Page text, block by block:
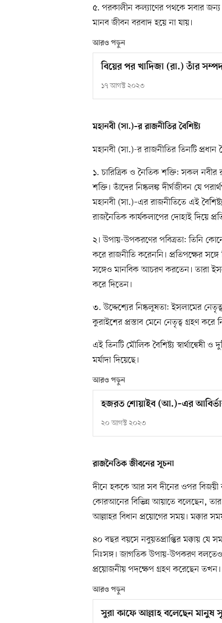
৫. পরকালীন কল্যাণের পথকে সবার জন্য
মানব জীবন বরবাদ হয়ে না যায়।
আরও পড়ুন
বিয়ের পর খাদিজা (রা.) তাঁর
১৭ আগস্ট ২০২৩
মহানবী (সা.)–র রাজনীতির বৈশিষ্ট্য
মহানবী (সা.)-র রাজনীতির তিনটি প্রধান
১. চারিত্রিক ও নৈতিক শক্তি: সকল নবীর
শক্তি। তাঁদের নিষ্কলঙ্ক দীর্ঘজীবন যে
মহানবী (সা.)–এর রাজনীতিতে এই
রাজনৈতিক কার্যকলাপের দোহাই দিয়ে
২। উপায়-উপকরণের পবিত্রতা: তিনি
করে রাজনীতি করেননি। প্রতিপক্ষের
সঙ্গেও মানবিক আচরণ করতেন। তারা
করে দিতেন।
৩. উদ্দেশ্যের নিষ্কলুষতা: ইসলামের নেতৃত্ব
কুরাইশের প্রস্তাব মেনে নেতৃত্ব গ্রহণ করে
এই তিনটি মৌলিক বৈশিষ্ট্য
মর্যাদা দিয়েছে।
আরও পড়ুন
হজরত শোয়াইব (আ.)–এর
২০ আগস্ট ২০২৩
রাজনৈতিক জীবনের সূচনা
দীনে হককে আর সব দীনের ওপর বিজয়ী
কোরআনের বিভিন্ন আয়াতে বলেছেন,
আল্লাহর বিধান প্রয়োগের সময়। মক্কার
৪০ বছর বয়সে নবুয়তপ্রাপ্তির মক্কায় যে
নিঃসঙ্গ। জাগতিক উপায়-উপকরণ বলতেও
প্রয়োজনীয় পদক্ষেপ গ্রহণ করেছেন তখন।
আরও পড়ুন
সুরা কাফে আল্লাহ বলেছেন মানুষ